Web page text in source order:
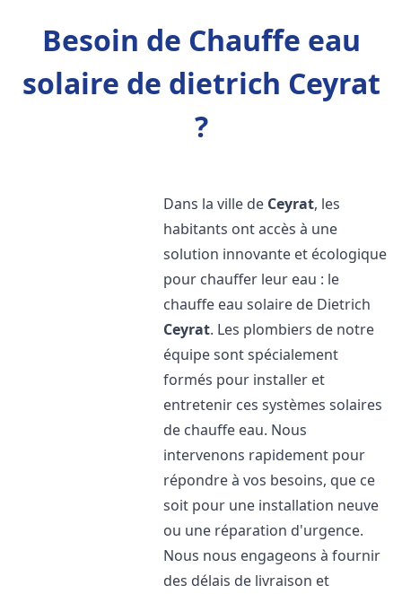
Besoin de Chauffe eau
solaire de dietrich Ceyrat
?
Dans la ville de Ceyrat, les
habitants ont accès à une
solution innovante et écologique
pour chauffer leur eau : le
chauffe eau solaire de Dietrich
Ceyrat. Les plombiers de notre
équipe sont spécialement
formés pour installer et
entretenir ces systèmes solaires
de chauffe eau. Nous
intervenons rapidement pour
répondre à vos besoins, que ce
soit pour une installation neuve
ou une réparation d'urgence.
Nous nous engageons à fournir
des délais de livraison et